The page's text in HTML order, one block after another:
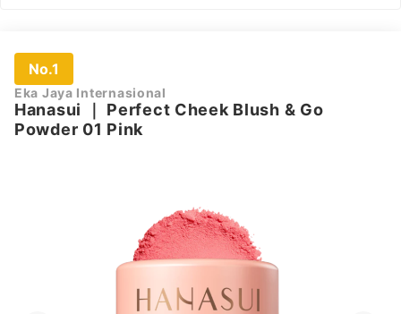
No.1
Eka Jaya Internasional
Hanasui
Perfect Cheek Blush & Go
Powder 01 Pink